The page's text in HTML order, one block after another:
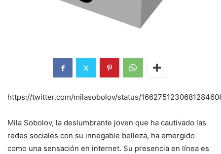
https://twitter.com/milasobolov/status/
Mila Sobolov, la deslumbrante joven que ha cautivado las
redes sociales con su innegable belleza, ha emergido
como una sensación en internet. Su presencia en línea es